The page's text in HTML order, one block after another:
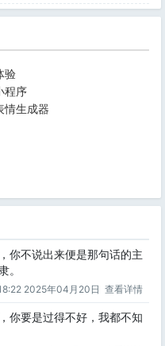
验
程序
情生成器
你不说出来便是那句话的主
。
2025年04月20日 查看详情
你要是过得不好，我都不知